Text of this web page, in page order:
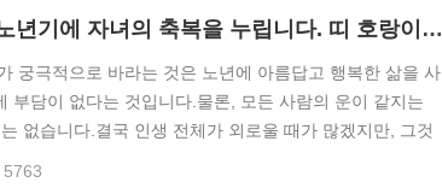
띠 아래에서 태어난 여성은 노년기에 자녀의 축복을 누립니다. 띠 호랑이 아래에서 태어난 여성은 남편에게 자신감을 줍니다.
궁극적으로 바라는 것은 노년에 아름답고 행복한 삶을 사
부담이 없다는 것입니다.물론, 모든 사람의 운이 같지는
없습니다.결국 인생 전체가 외로울 때가 많겠지만, 그것
을 누리는 십이지 소녀도 있을 것입니다.다음으로, 어떤
5763